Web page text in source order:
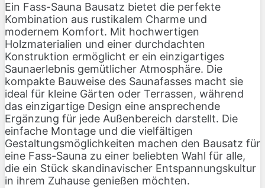
Ein Fass-Sauna Bausatz bietet die perfekte
Kombination aus rustikalem Charme und
modernem Komfort. Mit hochwertigen
Holzmaterialien und einer durchdachten
Konstruktion ermöglicht er ein einzigartiges
Saunaerlebnis gemütlicher Atmosphäre. Die
kompakte Bauweise des Saunafasses macht sie
ideal für kleine Gärten oder Terrassen, während
das einzigartige Design eine ansprechende
Ergänzung für jede Außenbereich darstellt. Die
einfache Montage und die vielfältigen
Gestaltungsmöglichkeiten machen den Bausatz für
eine Fass-Sauna zu einer beliebten Wahl für alle,
die ein Stück skandinavischer Entspannungskultur
in ihrem Zuhause genießen möchten.